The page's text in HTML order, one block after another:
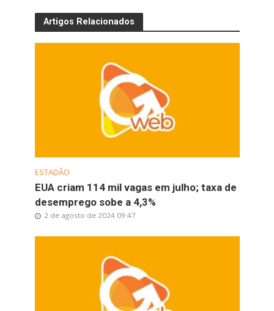
Artigos Relacionados
ESTADÃO
EUA criam 114 mil vagas em julho; taxa de
desemprego sobe a 4,3%
2 de agosto de 2024 09:47